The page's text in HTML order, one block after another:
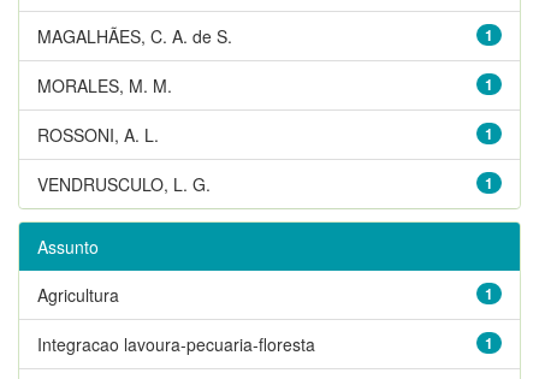
1
MAGALHÃES, C. A. de S.
1
MORALES, M. M.
1
ROSSONI, A. L.
1
VENDRUSCULO, L. G.
Assunto
1
Agricultura
1
Integracao lavoura-pecuaria-floresta